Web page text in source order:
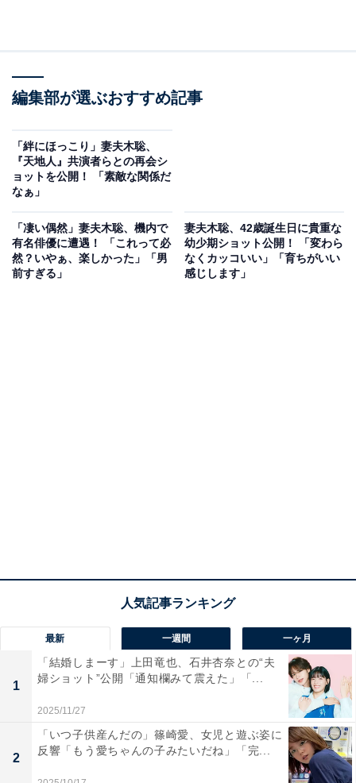
編集部が選ぶおすすめ記事
「絆にほっこり」妻夫木聡、
『天地人』共演者らとの再会シ
ョットを公開！ 「素敵な関係だ
なぁ」
「凄い偶然」妻夫木聡、機内で
有名俳優に遭遇！ 「これって必
然？いやぁ、楽しかった」「男
前すぎる」
妻夫木聡、42歳誕生日に貴重な
幼少期ショット公開！ 「変わら
なくカッコいい」「育ちがいい
感じします」
最新 一週間 一ヶ月
1
「結婚しまーす」上田竜也、石井杏奈との“夫
婦ショット”公開「通知欄みて震えた」「...
2025/11/27
2
「いつ子供産んだの」篠崎愛、女児と遊ぶ姿に
反響「もう愛ちゃんの子みたいだね」「完...